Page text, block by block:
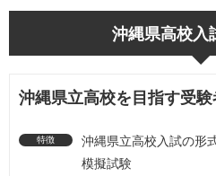
沖縄県高校入
沖縄県立高校を目指す受
沖縄県立高校入試の形
模擬試験